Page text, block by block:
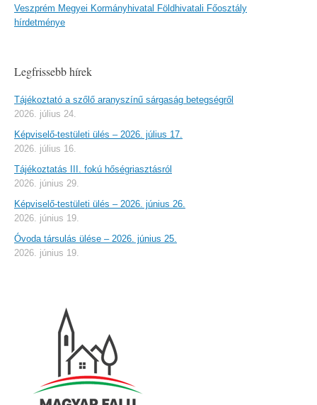
Veszprém Megyei Kormányhivatal Földhivatali Főosztály
hírdetménye
Legfrissebb hírek
Tájékoztató a szőlő aranyszínű sárgaság betegségről
2026. július 24.
Képviselő-testületi ülés – 2026. július 17.
2026. július 16.
Tájékoztatás III. fokú hőségriasztásról
2026. június 29.
Képviselő-testületi ülés – 2026. június 26.
2026. június 19.
Óvoda társulás ülése – 2026. június 25.
2026. június 19.